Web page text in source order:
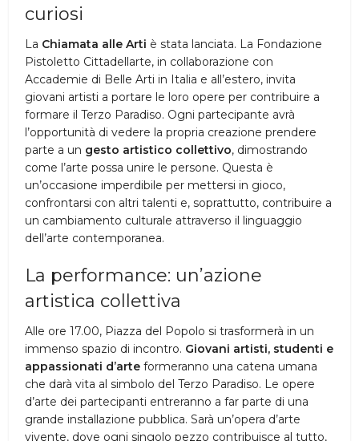
curiosi
La Chiamata alle Arti è stata lanciata. La Fondazione
Pistoletto Cittadellarte, in collaborazione con
Accademie di Belle Arti in Italia e all’estero, invita
giovani artisti a portare le loro opere per contribuire a
formare il Terzo Paradiso. Ogni partecipante avrà
l’opportunità di vedere la propria creazione prendere
parte a un gesto artistico collettivo, dimostrando
come l’arte possa unire le persone. Questa è
un’occasione imperdibile per mettersi in gioco,
confrontarsi con altri talenti e, soprattutto, contribuire a
un cambiamento culturale attraverso il linguaggio
dell’arte contemporanea.
La performance: un’azione
artistica collettiva
Alle ore 17.00, Piazza del Popolo si trasformerà in un
immenso spazio di incontro. Giovani artisti, studenti e
appassionati d’arte formeranno una catena umana
che darà vita al simbolo del Terzo Paradiso. Le opere
d’arte dei partecipanti entreranno a far parte di una
grande installazione pubblica. Sarà un’opera d’arte
vivente, dove ogni singolo pezzo contribuisce al tutto,